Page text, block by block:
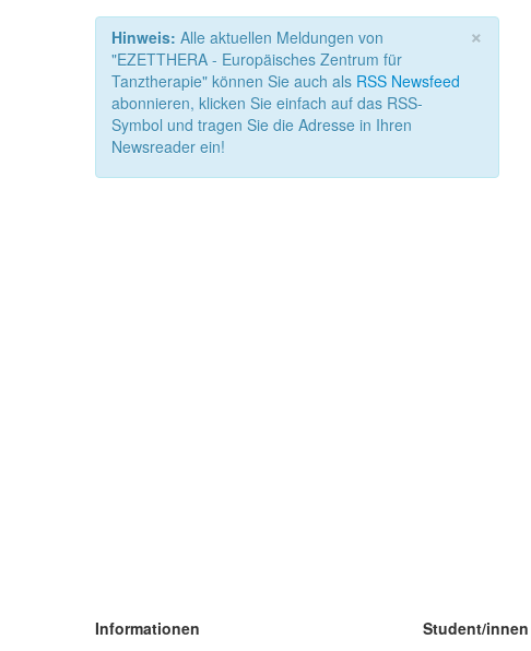
×
Hinweis: Alle aktuellen Meldungen von
"EZETTHERA - Europäisches Zentrum für
Tanztherapie" können Sie auch als RSS Newsfeed
abonnieren, klicken Sie einfach auf das RSS-
Symbol und tragen Sie die Adresse in Ihren
Newsreader ein!
Informationen
Student/innen